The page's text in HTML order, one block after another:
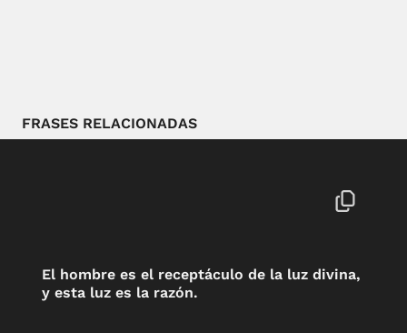
FRASES RELACIONADAS
El hombre es el receptáculo de la luz divina,
y esta luz es la razón.